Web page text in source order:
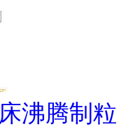
沸腾制粒